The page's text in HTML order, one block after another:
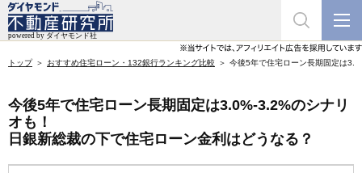
トップ おすすめ住宅ローン・132銀行ランキング比較 今後5年で住宅ローン長期固定は
今後5年で住宅ローン長期固定は3.0%-3.2%のシナリ
オも！
日銀新総裁の下で住宅ローン金利はどうなる？